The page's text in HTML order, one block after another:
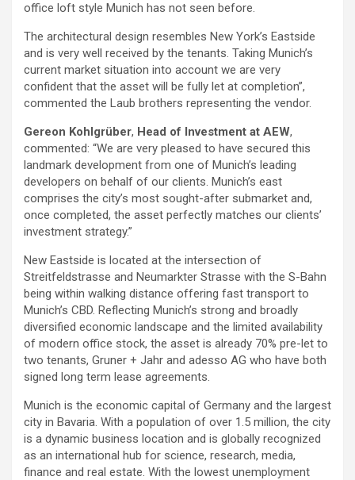
office loft style Munich has not seen before.
The architectural design resembles New York’s Eastside
and is very well received by the tenants. Taking Munich’s
current market situation into account we are very
confident that the asset will be fully let at completion”,
commented the Laub brothers representing the vendor.
Gereon Kohlgrüber, Head of Investment at AEW,
commented: “We are very pleased to have secured this
landmark development from one of Munich’s leading
developers on behalf of our clients. Munich’s east
comprises the city’s most sought-after submarket and,
once completed, the asset perfectly matches our clients’
investment strategy.”
New Eastside is located at the intersection of
Streitfeldstrasse and Neumarkter Strasse with the S-Bahn
being within walking distance offering fast transport to
Munich’s CBD. Reflecting Munich’s strong and broadly
diversified economic landscape and the limited availability
of modern office stock, the asset is already 70% pre-let to
two tenants, Gruner + Jahr and adesso AG who have both
signed long term lease agreements.
Munich is the economic capital of Germany and the largest
city in Bavaria. With a population of over 1.5 million, the city
is a dynamic business location and is globally recognized
as an international hub for science, research, media,
finance and real estate. With the lowest unemployment